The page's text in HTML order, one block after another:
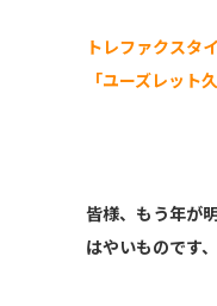
トレファクスタ
「ユーズレット
皆様、もう年が
はやいものです